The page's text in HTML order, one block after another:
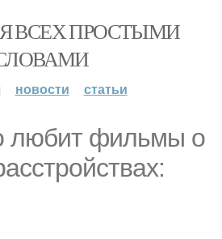
ВСЕХ ПРОСТЫМИ
новости статьи
любит фильмы о